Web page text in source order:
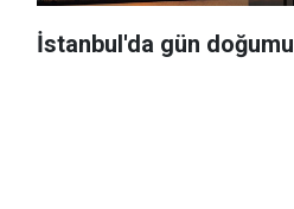
İstanbul'da gün doğumu